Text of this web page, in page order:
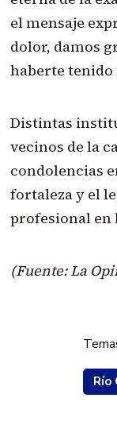
el mensaje
dolor, damos
haberte tenido
Distintas
vecinos de la
condolencias
fortaleza y el
profesional en
(Fuente: La
Río